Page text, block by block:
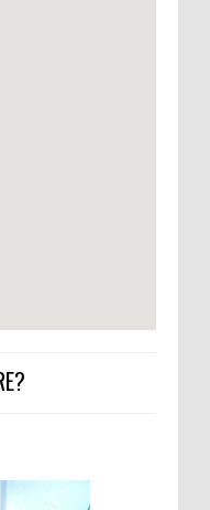
Pimpin Kenaikan
Bhayangkara Ke-80,
Polres Bima Bantu